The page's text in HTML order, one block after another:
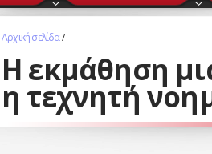
Αρχική σελίδα/
Η εκμάθηση
η τεχνητή